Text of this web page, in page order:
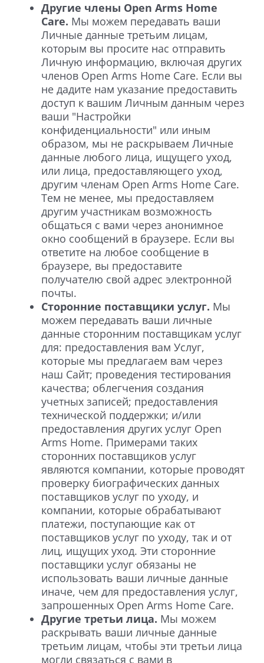
Другие члены Open Arms Home
Care. Мы можем передавать ваши
Личные данные третьим лицам,
которым вы просите нас отправить
Личную информацию, включая других
членов Open Arms Home Care. Если вы
не дадите нам указание предоставить
доступ к вашим Личным данным через
ваши "Настройки
конфиденциальности" или иным
образом, мы не раскрываем Личные
данные любого лица, ищущего уход,
или лица, предоставляющего уход,
другим членам Open Arms Home Care.
Тем не менее, мы предоставляем
другим участникам возможность
общаться с вами через анонимное
окно сообщений в браузере. Если вы
ответите на любое сообщение в
браузере, вы предоставите
получателю свой адрес электронной
почты.
Сторонние поставщики услуг. Мы
можем передавать ваши личные
данные сторонним поставщикам услуг
для: предоставления вам Услуг,
которые мы предлагаем вам через
наш Сайт; проведения тестирования
качества; облегчения создания
учетных записей; предоставления
технической поддержки; и/или
предоставления других услуг Open
Arms Home. Примерами таких
сторонних поставщиков услуг
являются компании, которые проводят
проверку биографических данных
поставщиков услуг по уходу, и
компании, которые обрабатывают
платежи, поступающие как от
поставщиков услуг по уходу, так и от
лиц, ищущих уход. Эти сторонние
поставщики услуг обязаны не
использовать ваши личные данные
иначе, чем для предоставления услуг,
запрошенных Open Arms Home Care.
Другие третьи лица. Мы можем
раскрывать ваши личные данные
третьим лицам, чтобы эти третьи лица
могли связаться с вами в